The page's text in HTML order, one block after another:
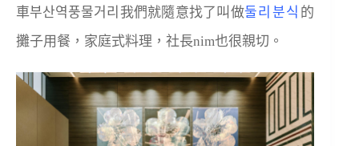
車부산역풍물거리我們就隨意找了叫做둘리분식 的
攤子用餐，家庭式料理，社長nim也很親切。